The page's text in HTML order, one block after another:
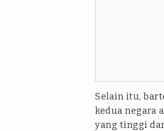
Selain itu,
kedua negara
yang tinggi